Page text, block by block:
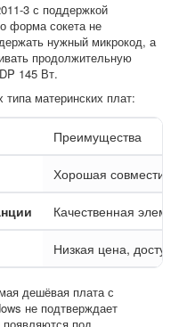
3 с поддержкой
форма сокета не
нужный микрокод, а
продолжительную
145 Вт.
материнских плат:
Преимущества
Хорошая
Качественная
Низкая цена,
дешёвая плата с
не подтверждает